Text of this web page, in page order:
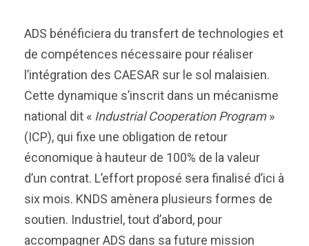
ADS bénéficiera du transfert de technologies et
de compétences nécessaire pour réaliser
l’intégration des CAESAR sur le sol malaisien.
Cette dynamique s’inscrit dans un mécanisme
national dit « Industrial Cooperation Program»
(ICP), qui fixe une obligation de retour
économique à hauteur de 100% de la valeur
d’un contrat. L’effort proposé sera finalisé d’ici à
six mois. KNDS amènera plusieurs formes de
soutien. Industriel, tout d’abord, pour
accompagner ADS dans sa future mission